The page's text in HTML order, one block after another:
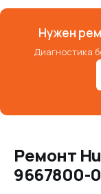
Нужен
Диагностика
Ремонт
9667800-